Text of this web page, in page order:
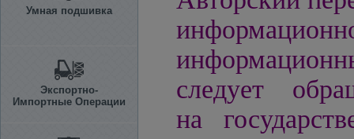
Умная подшивка
Экспортно-
Импортные Операции
следует
на